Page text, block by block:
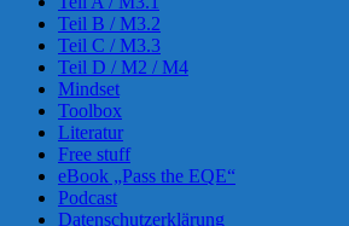
Teil B / M3.2
Teil C / M3.3
Teil D / M2 / M4
Mindset
Toolbox
Literatur
Free stuff
eBook „Pass the EQE“
Podcast
Datenschutzerklärung